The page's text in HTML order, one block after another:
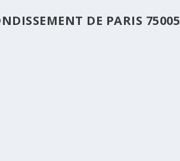
DE PARIS 75005